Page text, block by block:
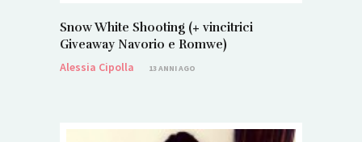
Snow White Shooting (+ vincitrici
Giveaway Navorio e Romwe)
Alessia Cipolla
13 ANNI AGO